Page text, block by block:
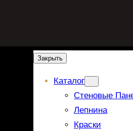
Закрыть
Каталог
Стеновые
Лепнина
Краски